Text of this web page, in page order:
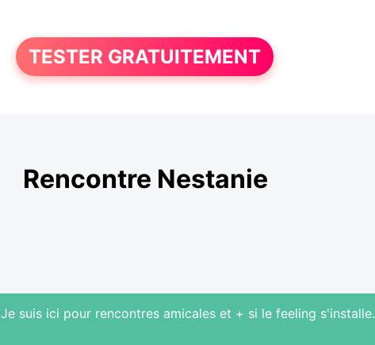
TESTER GRATUITEMENT
Rencontre Nestanie
Je suis ici pour rencontres amicales et + si le feeling s'installe.